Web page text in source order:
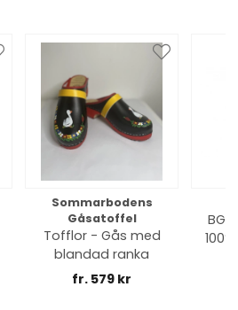
Sommarbodens
Gåsatoffel
Tofflor - Gås med
blandad ranka
fr. 579 kr